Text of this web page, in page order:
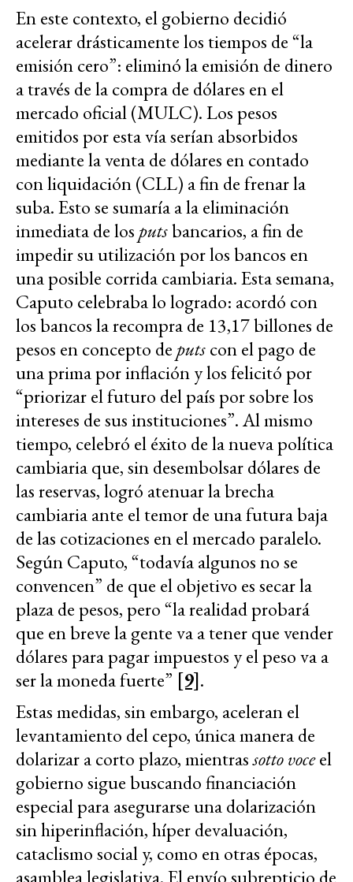
En este contexto, el gobierno decidió
acelerar drásticamente los tiempos de “la
emisión cero”: eliminó la emisión de dinero
a través de la compra de dólares en el
mercado oficial (MULC). Los pesos
emitidos por esta vía serían absorbidos
mediante la venta de dólares en contado
con liquidación (CLL) a fin de frenar la
suba. Esto se sumaría a la eliminación
inmediata de los putsbancarios, a fin de
impedir su utilización por los bancos en
una posible corrida cambiaria. Esta semana,
Caputo celebraba lo logrado: acordó con
los bancos la recompra de 13,17 billones de
pesos en concepto de putscon el pago de
una prima por inflación y los felicitó por
“priorizar el futuro del país por sobre los
intereses de sus instituciones”. Al mismo
tiempo, celebró el éxito de la nueva política
cambiaria que, sin desembolsar dólares de
las reservas, logró atenuar la brecha
cambiaria ante el temor de una futura baja
de las cotizaciones en el mercado paralelo.
Según Caputo, “todavía algunos no se
convencen” de que el objetivo es secar la
plaza de pesos, pero “la realidad probará
que en breve la gente va a tener que vender
dólares para pagar impuestos y el peso va a
ser la moneda fuerte” [9].
Estas medidas, sin embargo, aceleran el
levantamiento del cepo, única manera de
dolarizar a corto plazo, mientrassotto voceel
gobierno sigue buscando financiación
especial para asegurarse una dolarización
sin hiperinflación, híper devaluación,
cataclismo social y, como en otras épocas,
asamblea legislativa. El envío subrepticio de